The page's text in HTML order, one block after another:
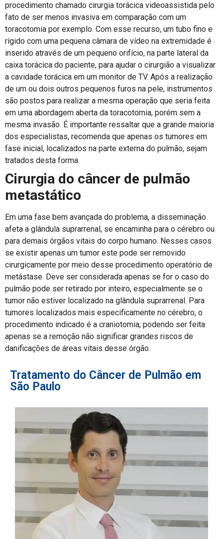
procedimento chamado cirurgia torácica videoassistida pelo
fato de ser menos invasiva em comparação com um
toracotomia por exemplo. Com esse recurso, um tubo fino e
rígido com uma pequena câmara de vídeo na extremidade é
inserido através de um pequeno orifício, na parte lateral da
caixa torácica do paciente, para ajudar o cirurgião a visualizar
a cavidade torácica em um monitor de TV. Após a realização
de um ou dois outros pequenos furos na pele, instrumentos
são postos ​​para realizar a mesma operação que seria feita
em uma abordagem aberta da toracotomia, porém sem a
mesma invasão. É importante ressaltar que a grande maioria
dos especialistas, recomenda que apenas os tumores em
fase inicial, localizados na parte externa do pulmão, sejam
tratados desta forma.
Cirurgia do câncer de pulmão
metastático
Em uma fase bem avançada do problema, a disseminação
afeta a glândula suprarrenal, se encaminha para o cérebro ou
para demais órgãos vitais do corpo humano. Nesses casos
se existir apenas um tumor este pode ser removido
cirurgicamente por meio desse procedimento operatório de
metástase. Deve ser considerada apenas se for o caso do
pulmão pode ser retirado por inteiro, especialmente se o
tumor não estiver localizado na glândula suprarrenal. Para
tumores localizados mais especificamente no cérebro, o
procedimento indicado é a craniotomia, podendo ser feita
apenas se a remoção não significar grandes riscos de
danificações de áreas vitais desse órgão.
Tratamento do Câncer de Pulmão em
São Paulo